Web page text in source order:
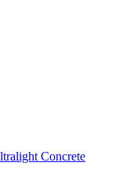
Concrete